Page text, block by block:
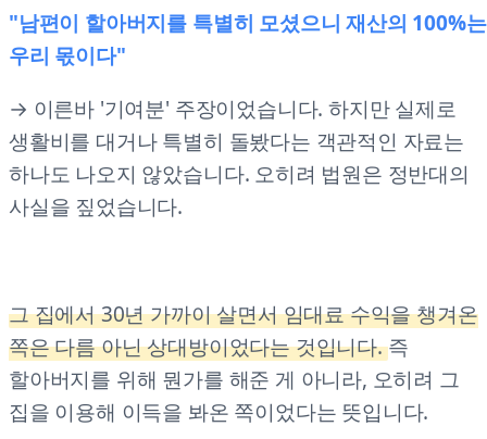
"남편이 할아버지를 특별히 모셨으니 재산의 100%는
우리 몫이다"
→ 이른바 '기여분' 주장이었습니다. 하지만 실제로
생활비를 대거나 특별히 돌봤다는 객관적인 자료는
하나도 나오지 않았습니다. 오히려 법원은 정반대의
사실을 짚었습니다.
그 집에서 30년 가까이 살면서 임대료 수익을 챙겨온
쪽은 다름 아닌 상대방이었다는 것입니다.즉
할아버지를 위해 뭔가를 해준 게 아니라, 오히려 그
집을 이용해 이득을 봐온 쪽이었다는 뜻입니다.